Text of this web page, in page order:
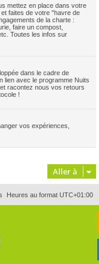
mettez en place dans votre
faites de votre "havre de
de la charte :
faire un compost,
Toutes les infos sur
dans le cadre de
lien avec le programme Nuits
racontez nous vos retours
!
vos expériences,
Aller à
Heures au format UTC+01:00